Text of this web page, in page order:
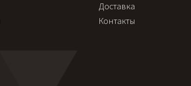
Доставка
Контакты